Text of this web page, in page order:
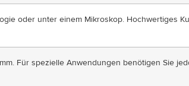
oder unter einem Mikroskop. Hochwertiges
Für spezielle Anwendungen benötigen Sie